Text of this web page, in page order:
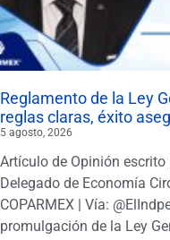
Reglamento de la Ley
reglas claras, éxito
5 agosto, 2026
Artículo de Opinión
Delegado de Economía
COPARMEX | Vía:
promulgación de la Ley